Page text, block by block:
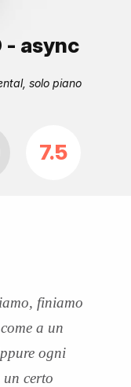
- async
solo piano
7.5
finiamo
a un
ogni
un certo